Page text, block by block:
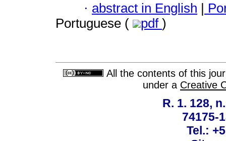
· abstract in English |
Portuguese (
pdf )
All the contents of this
under a Creative
R. 1. 128,
74175-
Tel.: